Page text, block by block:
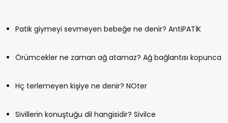
Patik giymeyi sevmeyen bebeğe ne denir? AntiPATİK
Örümcekler ne zaman ağ atamaz? Ağ bağlantısı kopunca
Hç terlemeyen kişiye ne denir? NOter
Sivillerin konuştuğu dil hangisidir? Sivilce